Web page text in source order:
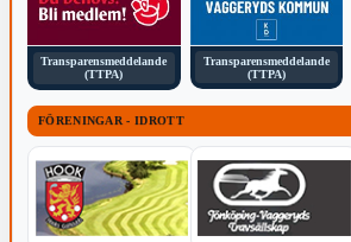
Transparensmeddelande
(TTPA)
Transparensmeddelande
(TTPA)
FÖRENINGAR - IDROTT